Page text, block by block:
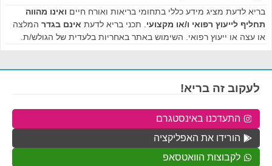
בריא לדעת מציג מידע כללי בתחומי בריאות ואורח חיים ואינו מהווה
תחליף לייעוץ רפואי ו/או מקצועי . תכני בריא לדעת אינם בגדר המלצה
או עצה או ייעוץ רפואי. השימוש באתר באחריות בלעדית של הגולש/ת.
לעקוב זה בריא!
התעדכנו באינסטגרם
הורידו את האפליקציה
לקבוצות הוואטסאפ